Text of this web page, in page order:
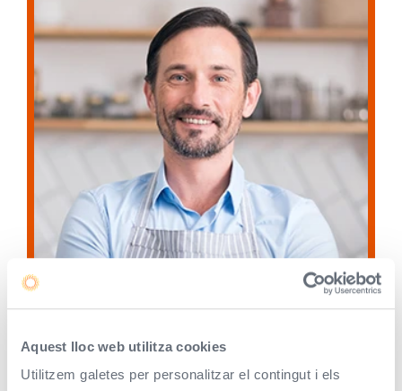
Aquest lloc web utilitza cookies
Utilitzem galetes per personalitzar el contingut i els